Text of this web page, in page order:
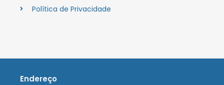
Política de Privacidade
Endereço